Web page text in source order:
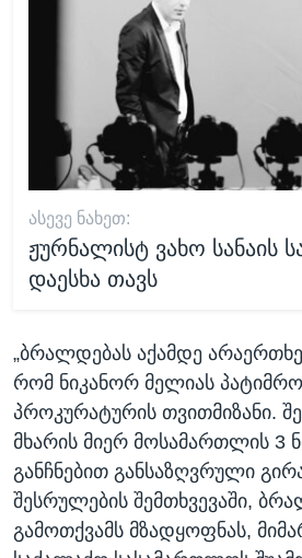
ᲐᲡᲔᲕᲔ ᲜᲐᲮᲔᲗ:
ჟურნალისტ ვახო სანაის
დაესხა თავს
„ბრალდებას აქამდე
რომ ნიკანორ მელიას
პროკურატურის თვითმიზანი.
მხარის მიერ მოსამართლის 3
განჩნებით განსაზღვრული
შესრულების შემთხვევაში,
გამოთქვამს მზადყოფნას,